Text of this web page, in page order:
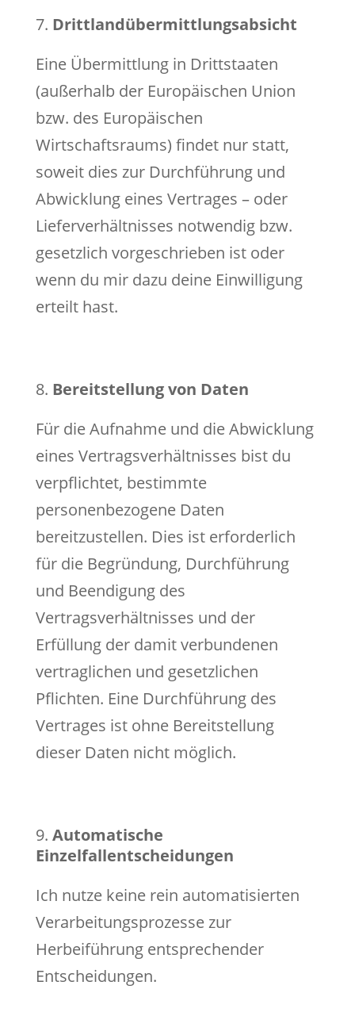
Drittlandübermittlungsabsicht
Eine Übermittlung in Drittstaaten
(außerhalb der Europäischen Union
bzw. des Europäischen
Wirtschaftsraums) findet nur statt,
soweit dies zur Durchführung und
Abwicklung eines Vertrages – oder
Lieferverhältnisses notwendig bzw.
gesetzlich vorgeschrieben ist oder
wenn du mir dazu deine Einwilligung
erteilt hast.
Bereitstellung von Daten
Für die Aufnahme und die Abwicklung
eines Vertragsverhältnisses bist du
verpflichtet, bestimmte
personenbezogene Daten
bereitzustellen. Dies ist erforderlich
für die Begründung, Durchführung
und Beendigung des
Vertragsverhältnisses und der
Erfüllung der damit verbundenen
vertraglichen und gesetzlichen
Pflichten. Eine Durchführung des
Vertrages ist ohne Bereitstellung
dieser Daten nicht möglich.
Automatische
Einzelfallentscheidungen
Ich nutze keine rein automatisierten
Verarbeitungsprozesse zur
Herbeiführung entsprechender
Entscheidungen.